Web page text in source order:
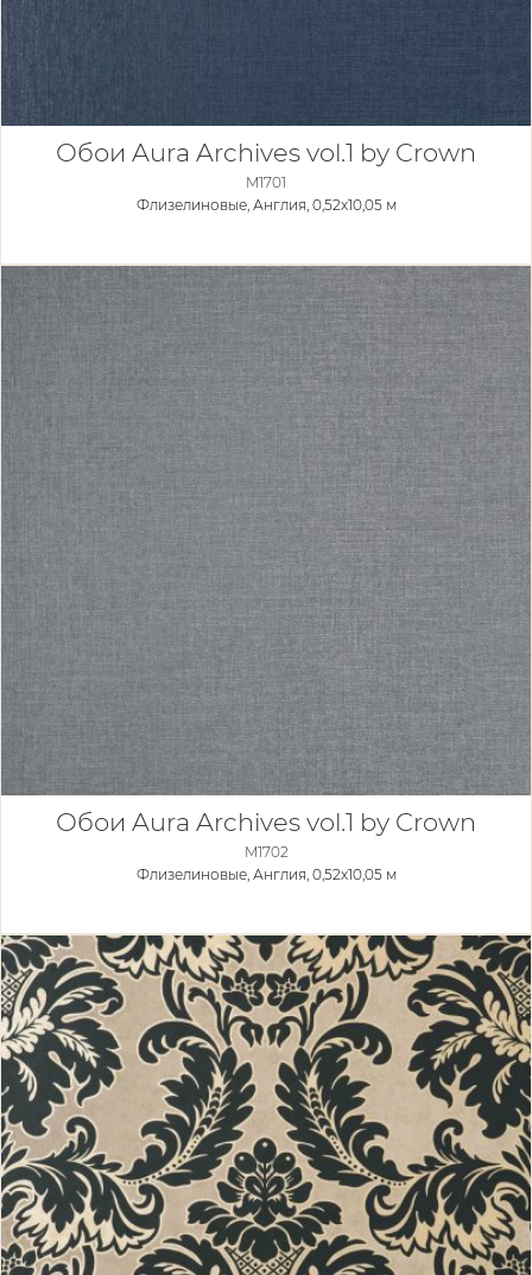
Обои Aura Archives vol.1 by Crown
M1701
Флизелиновые, Англия, 0,52x10,05 м
Обои Aura Archives vol.1 by Crown
M1702
Флизелиновые, Англия, 0,52x10,05 м